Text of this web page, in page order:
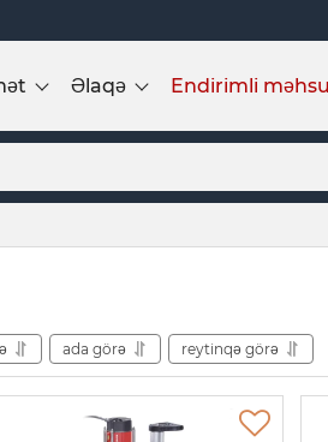
Əlaqə Endirimli
ada görə reytinqə görə